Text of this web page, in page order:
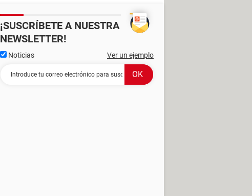
¡SUSCRÍBETE A NUESTRA
NEWSLETTER!
Noticias Ver un ejemplo